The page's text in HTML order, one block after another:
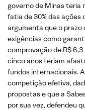
governo de Minas teria
fatia de 30% das ações
argumenta que o prazo
exigências como
comprovação de R$
cinco anos teriam
fundos internacionais.
competição efetiva,
propostas e que a
por sua vez, defendeu